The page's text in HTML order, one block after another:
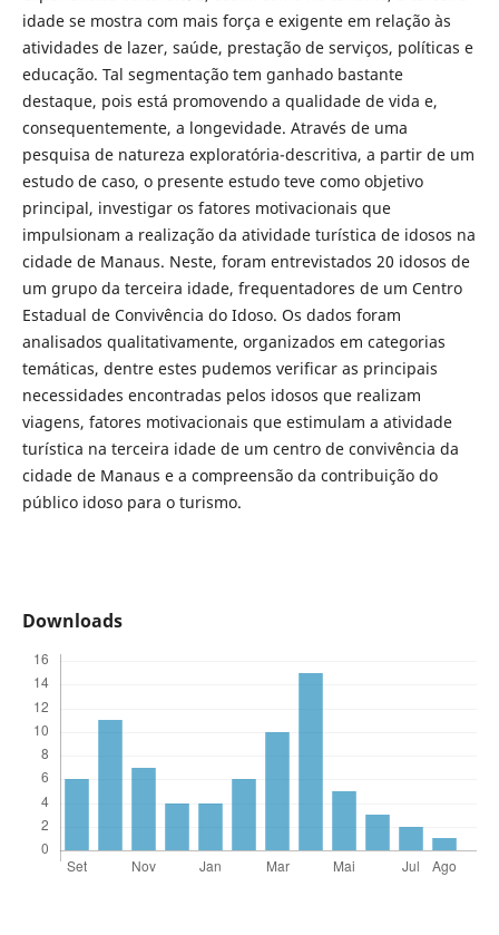
idade se mostra com mais força e exigente em relação às
atividades de lazer, saúde, prestação de serviços, políticas e
educação. Tal segmentação tem ganhado bastante
destaque, pois está promovendo a qualidade de vida e,
consequentemente, a longevidade. Através de uma
pesquisa de natureza exploratória-descritiva, a partir de um
estudo de caso, o presente estudo teve como objetivo
principal, investigar os fatores motivacionais que
impulsionam a realização da atividade turística de idosos na
cidade de Manaus. Neste, foram entrevistados 20 idosos de
um grupo da terceira idade, frequentadores de um Centro
Estadual de Convivência do Idoso. Os dados foram
analisados qualitativamente, organizados em categorias
temáticas, dentre estes pudemos verificar as principais
necessidades encontradas pelos idosos que realizam
viagens, fatores motivacionais que estimulam a atividade
turística na terceira idade de um centro de convivência da
cidade de Manaus e a compreensão da contribuição do
público idoso para o turismo.
Downloads